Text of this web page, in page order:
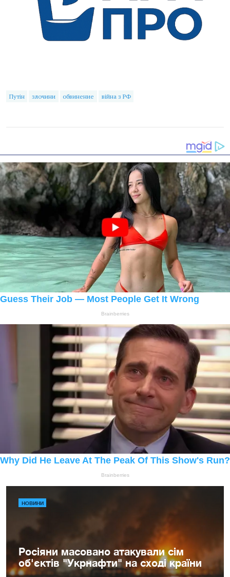
Путін злочини обвинение війна з РФ
НОВИНИ
Росіяни масовано атакували сім
об'єктів "Укрнафти" на сході країни